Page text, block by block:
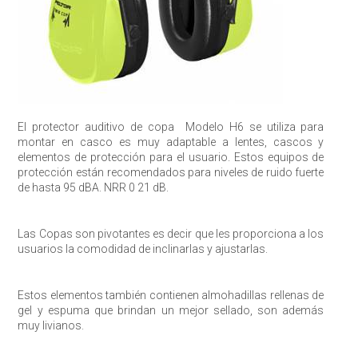
El protector auditivo de copa Modelo H6 se utiliza para
montar en casco es muy adaptable a lentes, cascos y
elementos de protección para el usuario. Estos equipos de
protección están recomendados para niveles de ruido fuerte
de hasta 95 dBA. NRR 0 21 dB.
Las Copas son pivotantes es decir que les proporciona a los
usuarios la comodidad de inclinarlas y ajustarlas.
Estos elementos también contienen almohadillas rellenas de
gel y espuma que brindan un mejor sellado, son además
muy livianos.